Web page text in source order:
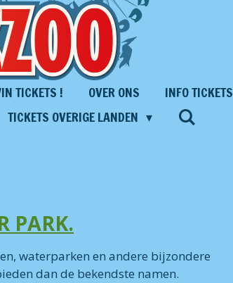
TICKETS ! OVER ONS
INFO TICKETS
TICKETS OVERIGE LANDEN
PARK.
waterparken en andere bijzondere
dan de bekendste namen.